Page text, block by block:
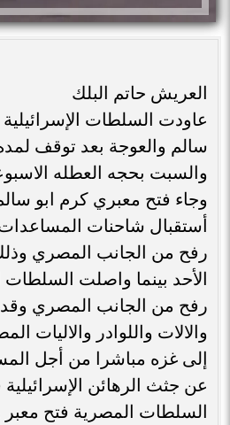
العريش حاتم البلك
عاودت السلطات
سالم والعوجة بعد توقف
والسبت بحجه العطله
وجاء فتح معبري كرم ابو
أستقبال شاحنات المساعدات
رفح من الجانب المصري
الأحد بينما واصلت السلطات
رفح من الجانب المصري
والالات واللوادر والاليات
إلى غزه مباشرا من أجل
عن جثث الرهائن
السلطات المصرية فتح